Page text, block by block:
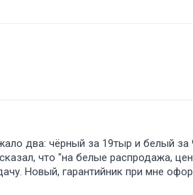
два: чёрный за 19тыр и белый за
что "на белые распродажа,
Новый, гарантийник при мне